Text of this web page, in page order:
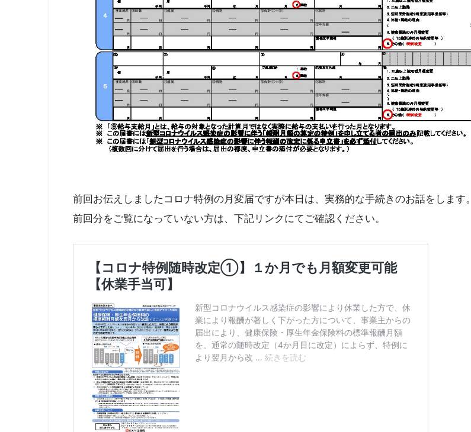
前回お伝えしましたコロナ特例の月変届ですが本日は、実務的な手続きのお話をします。
前回分をご覧になっていない方は、下記リンクにてご確認ください。